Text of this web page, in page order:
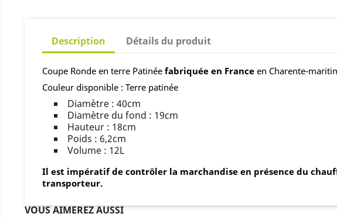
Description Détails du produit
Coupe Ronde en terre Patinée fabriquée en Franceen Charente-
Couleur disponible : Terre patinée
Diamètre : 40cm
Diamètre du fond : 19cm
Hauteur : 18cm
Poids : 6,2cm
Volume : 12L
Il est impératif de contrôler la marchandise en présence du
transporteur.
VOUS AIMEREZ AUSSI